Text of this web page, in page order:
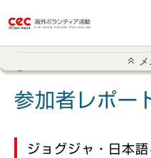
参加者レポート一覧
アメリカ
参加者レポー
ジョグジャ・日本